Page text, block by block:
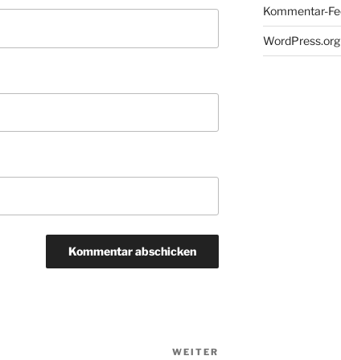
WEITER
Kommentar-
WordPress.org